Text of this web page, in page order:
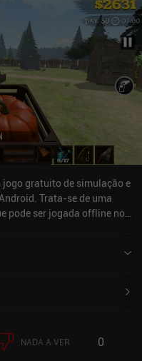
gratuito de simulação e
Trata-se de uma
pode ser jogada offline no
atual de 3,4 de 5,0
NADA A VER 0